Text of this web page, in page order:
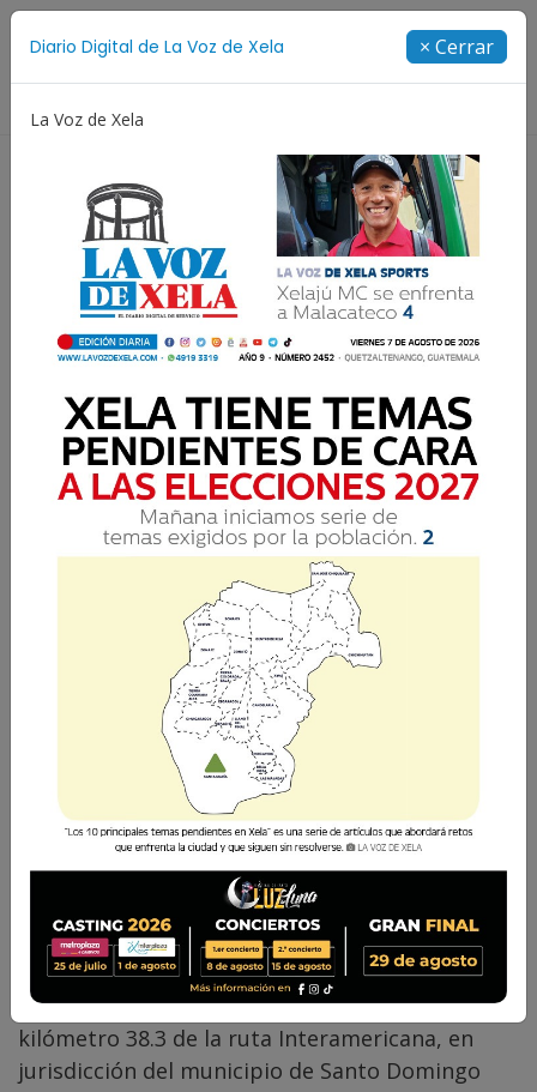
Diario Digital de La Voz de Xela × Cerrar
La Voz de Xela
Accidente de tránsito en la
ruta Interamericana
causa congestionamiento
La Voz de Xela · Redacción 9 Julio 2024 09:30
Un accidente de tránsito se registró en horas
de la madrugada de este martes 9 de julio en el
kilómetro 38.3 de la ruta Interamericana, en
jurisdicción del municipio de Santo Domingo